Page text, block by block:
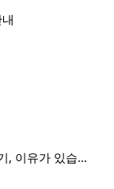
“머리카락뿐 아니라 삶까지 달라졌다는 후기, 이유가 있습니다